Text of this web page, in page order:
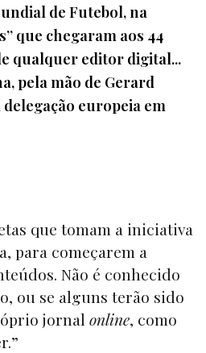
de Futebol, na
que chegaram aos 44
qualquer editor digital...
pela mão de Gerard
europeia em
que tomam a iniciativa
para começarem a
Não é conhecido
ou se alguns terão sido
jornal online, como